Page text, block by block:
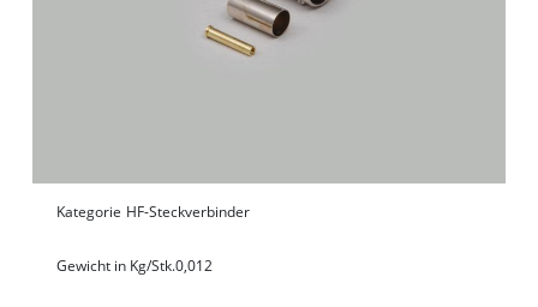
Kategorie HF-Steckverbinder
Gewicht in Kg/Stk.0,012